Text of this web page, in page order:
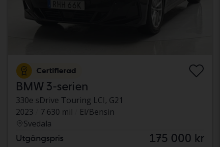
Certifierad
BMW 3-serien
330e sDrive Touring LCI, G21
2023
7 630 mil
El/Bensin
Svedala
Utgångspris 175 000 kr